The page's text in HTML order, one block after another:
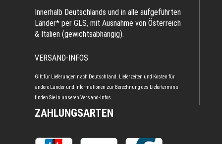
Innerhalb Deutschlands und in alle aufgeführten
Länder* per GLS, mit Ausnahme von Österreich
& Italien (gewichtsabhängig).
VERSAND-INFOS
Gilt für Lieferungen nach Deutschland. Lieferzeiten und Kosten für
andere Länder und Informationen zur Berechnung des Liefertermins
finden Sie in unseren Versand-Infos
ZAHLUNGSARTEN